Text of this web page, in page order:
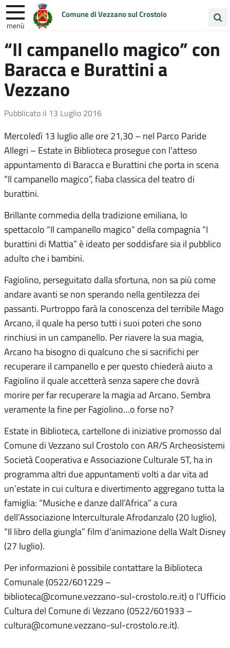
Comune di Vezzano sul Crostolo
menù
nel
sito
ENTRA IN COMUNE VIVI VEZZANO
UNIONE COLLINE MATILDICHE
“Il campanello magico” con
Baracca e Burattini a
Vezzano
Pubblicato il 13 Luglio 2016
Mercoledì 13 luglio alle ore 21,30 – nel Parco Paride
Allegri – Estate in Biblioteca prosegue con l’atteso
appuntamento di Baracca e Burattini che porta in scena
“Il campanello magico”, fiaba classica del teatro di
burattini.
Brillante commedia della tradizione emiliana, lo
spettacolo “Il campanello magico” della compagnia “I
burattini di Mattia” è ideato per soddisfare sia il pubblico
adulto che i bambini.
Fagiolino, perseguitato dalla sfortuna, non sa più come
andare avanti se non sperando nella gentilezza dei
passanti. Purtroppo farà la conoscenza del terribile Mago
Arcano, il quale ha perso tutti i suoi poteri che sono
rinchiusi in un campanello. Per riavere la sua magia,
Arcano ha bisogno di qualcuno che si sacrifichi per
recuperare il campanello e per questo chiederà aiuto a
Fagiolino il quale accetterà senza sapere che dovrà
morire per far recuperare la magia ad Arcano. Sembra
veramente la fine per Fagiolino…o forse no?
Estate in Biblioteca, cartellone di iniziative promosso dal
Comune di Vezzano sul Crostolo con AR/S Archeosistemi
Società Cooperativa e Associazione Culturale 5T, ha in
programma altri due appuntamenti volti a dar vita ad
un’estate in cui cultura e divertimento aggregano tutta la
famiglia: “Musiche e danze dall’Africa” a cura
dell’Associazione Interculturale Afrodanzalo (20 luglio),
“Il libro della giungla” film d’animazione della Walt Disney
(27 luglio).
Per informazioni è possibile contattare la Biblioteca
Comunale (0522/601229 –
biblioteca@comune.vezzano-sul-crostolo.re.it) o l’Ufficio
Cultura del Comune di Vezzano (0522/601933 –
cultura@comune.vezzano-sul-crostolo.re.it).